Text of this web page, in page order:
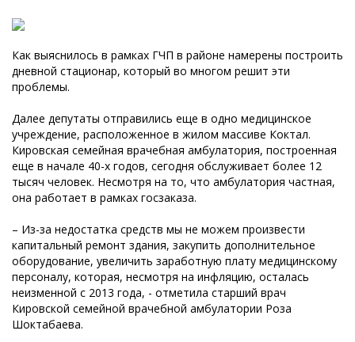
Как выяснилось в рамках ГЧП в районе намерены построить
дневной стационар, который во многом решит эти
проблемы.
Далее депутаты отправились еще в одно медицинское
учреждение, расположенное в жилом массиве Коктал.
Кировская семейная врачебная амбулатория, построенная
еще в начале 40-х годов, сегодня обслуживает более 12
тысяч человек. Несмотря на то, что амбулатория частная,
она работает в рамках госзаказа.
– Из-за недостатка средств мы не можем произвести
капитальный ремонт здания, закупить дополнительное
оборудование, увеличить заработную плату медицинскому
персоналу, которая, несмотря на инфляцию, осталась
неизменной с 2013 года, - отметила старший врач
Кировской семейной врачебной амбулатории Роза
Шоктабаева.